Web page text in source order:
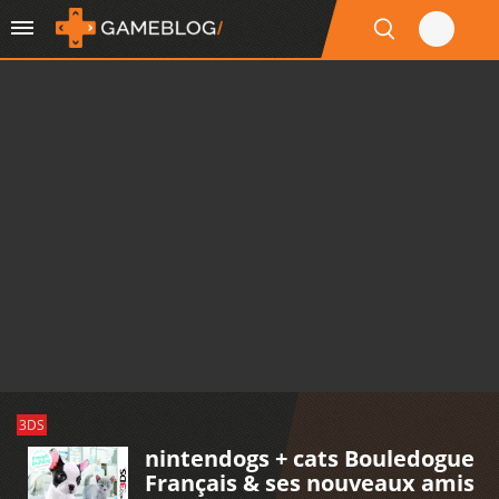
3DS
nintendogs + cats Bouledogue
Français & ses nouveaux amis